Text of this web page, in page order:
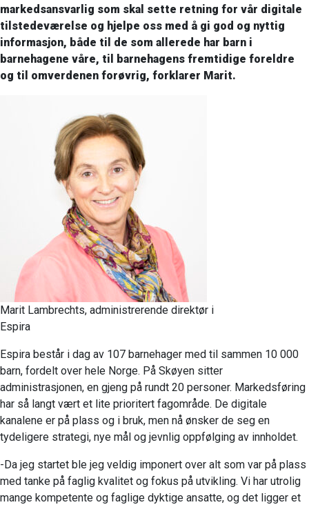
markedsansvarlig som skal sette retning for vår digitale
tilstedeværelse og hjelpe oss med å gi god og nyttig
informasjon, både til de som allerede har barn i
barnehagene våre, til barnehagens fremtidige foreldre
og til omverdenen forøvrig, forklarer Marit.
Marit Lambrechts, administrerende direktør i
Espira
Espira består i dag av 107 barnehager med til sammen 10 000
barn, fordelt over hele Norge. På Skøyen sitter
administrasjonen, en gjeng på rundt 20 personer. Markedsføring
har så langt vært et lite prioritert fagområde. De digitale
kanalene er på plass og i bruk, men nå ønsker de seg en
tydeligere strategi, nye mål og jevnlig oppfølging av innholdet.
-Da jeg startet ble jeg veldig imponert over alt som var på plass
med tanke på faglig kvalitet og fokus på utvikling. Vi har utrolig
mange kompetente og faglige dyktige ansatte, og det ligger et